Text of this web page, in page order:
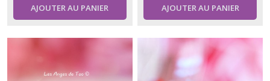
AJOUTER AU PANIER AJOUTER AU PANIER